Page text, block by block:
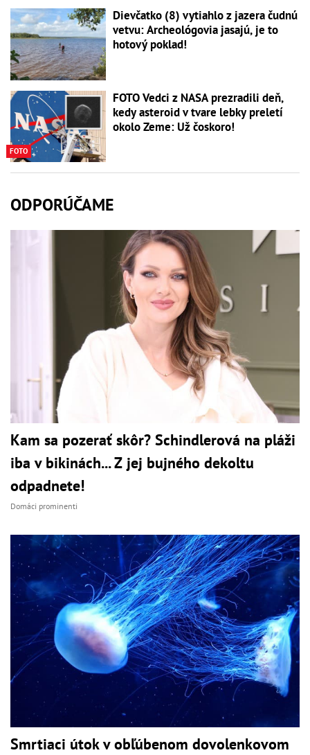
Dievčatko (8) vytiahlo z jazera čudnú
vetvu: Archeológovia jasajú, je to
hotový poklad!
FOTO
FOTO Vedci z NASA prezradili deň,
kedy asteroid v tvare lebky preletí
okolo Zeme: Už čoskoro!
ODPORÚČAME
Kam sa pozerať skôr? Schindlerová na pláži
iba v bikinách... Z jej bujného dekoltu
odpadnete!
Domáci prominenti
Smrtiaci útok v obľúbenom dovolenkovom